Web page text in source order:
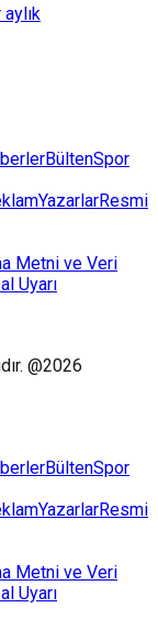
BültenSpor
YazarlarResmi
Metni ve Veri
Uyarı
@2026
BültenSpor
YazarlarResmi
Metni ve Veri
Uyarı